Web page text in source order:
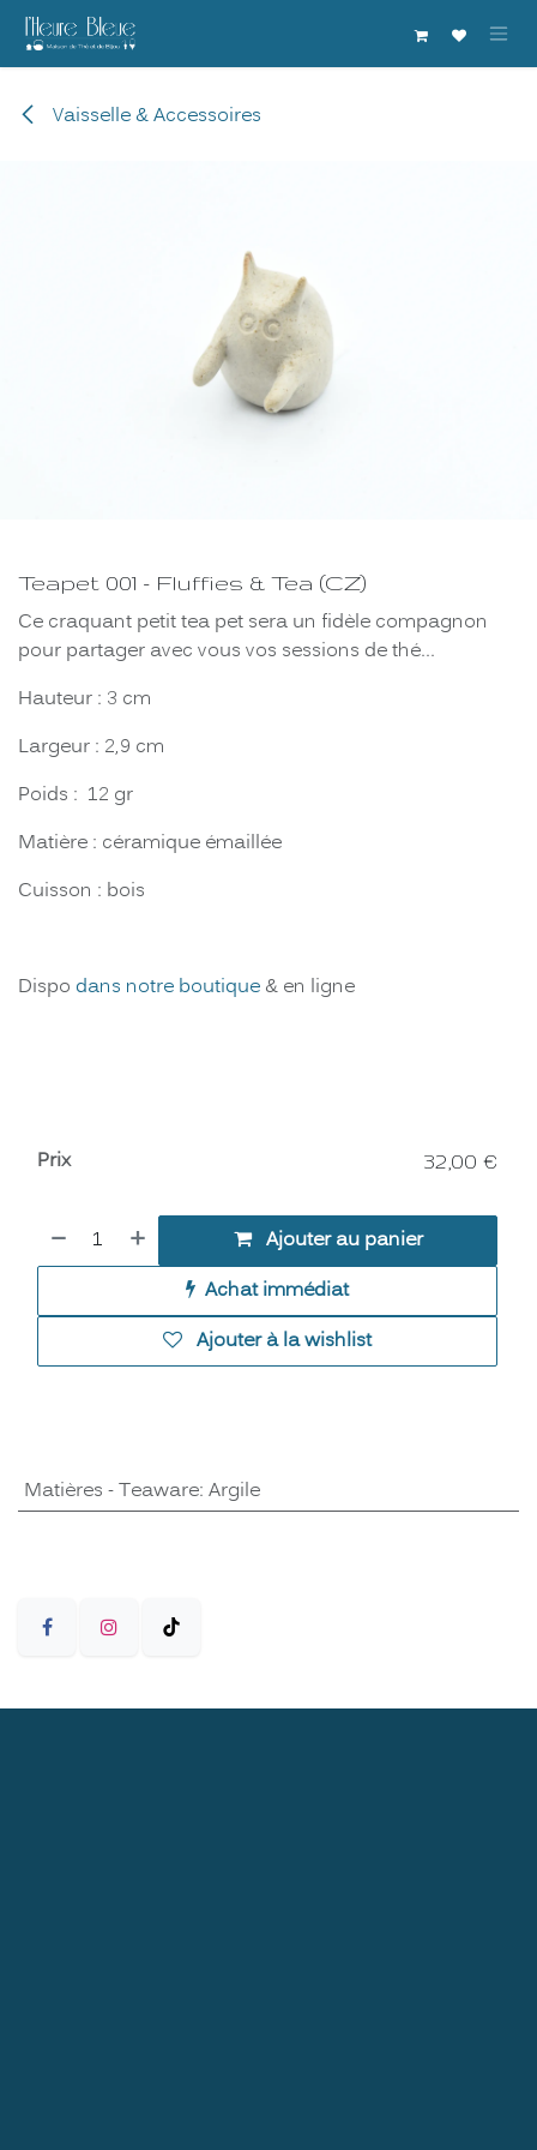
Se rendre au contenu
Vaisselle & Accessoires
Teapet 001 - Fluffies & Tea (CZ)
Ce craquant petit tea pet sera un fidèle compagnon
pour partager avec vous vos sessions de thé...
Hauteur : 3 cm
Largeur : 2,9 cm
Poids : 12 gr
Matière : céramique émaillée
Cuisson : bois
Dispo dans notre boutique & en ligne
Ajouter au panier
Achat immédiat
Ajouter à la wishlist
Prix 32,00 €
Matières - Teaware: Argile